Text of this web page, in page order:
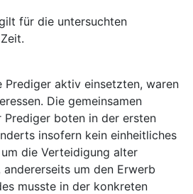
für die untersuchten
Prediger aktiv einsetzten, waren
Die gemeinsamen
Prediger boten in der ersten
insofern kein einheitliches
die Verteidigung alter
um den Erwerb
musste in der konkreten